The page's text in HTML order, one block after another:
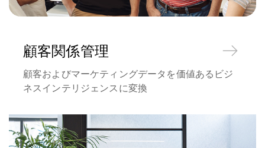
顧客関係管理
顧客およびマーケティングデータを価値あるビジ
ネスインテリジェンスに変換